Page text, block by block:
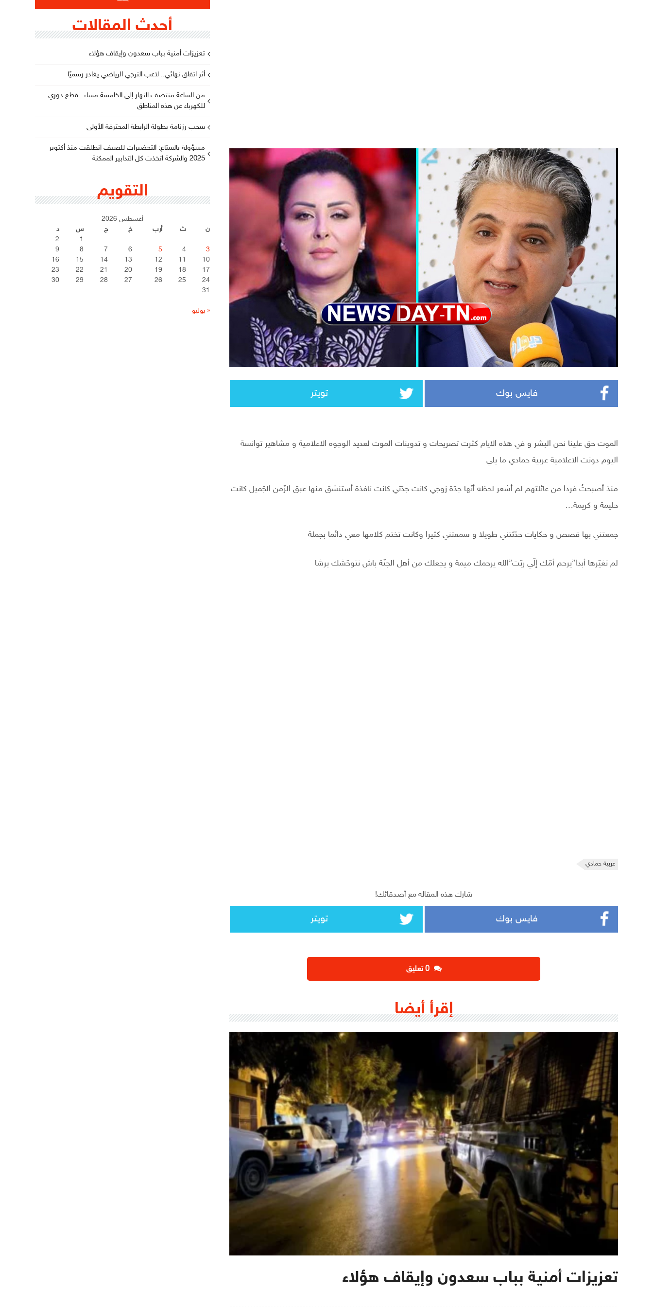
فايس بوك تويتر
الموت حق علينا نحن البشر و في هذه الايام كثرت تصريحات و تدوينات الموت لعديد الوجوه الاعلامية و مشاهير توانسة
اليوم دونت الاعلامية عربية حمادي ما يلي
منذ أصبحتُ فردا من عائلتهم لم أشعر لحظة أنّها جدّة زوجي كانت جدّتي كانت نافذة أستنشق منها عبق الزّمن الجّميل كانت
حليمة و كريمة…
جمعتني بها قصص و حكايات حدّثتني طويلا و سمعتني كثيرا وكانت تختم كلامها معي دائما بجملة
لم تغيّرها أبدا”يرحم أمّك إلّي ربّت”الله يرحمك ميمة و يجعلك من أهل الجنّة باش نتوحّشك برشا
عربية حمادي
شارك هذه المقالة مع أصدقائك!
فايس بوك تويتر
‫0 تعليق
إقرأ أيضا
تعزيزات أمنية بباب سعدون وإيقاف هؤلاء
أحدث المقالات
تعزيزات أمنية بباب سعدون وإيقاف هؤلاء
أثر اتفاق نهائي.. لاعب الترجي الرياضي يغادر رسميًا
من الساعة منتصف النهار إلى الخامسة مساء.. قطع دوري
للكهرباء عن هذه المناطق
سحب رزنامة بطولة الرابطة المحترفة الأولى
مسؤولة بالستاغ: التحضيرات للصيف انطلقت منذ أكتوبر
2025 والشركة اتخذت كل التدابير الممكنة
التقويم
أغسطس 2026
ن
ث أرب خ ج س
د
1
2
3
4
5
6
7
8
9
10
11
12
13
14
15
16
17
18
19
20
21
22
23
24
25
26
27
28
29
30
31
« يوليو